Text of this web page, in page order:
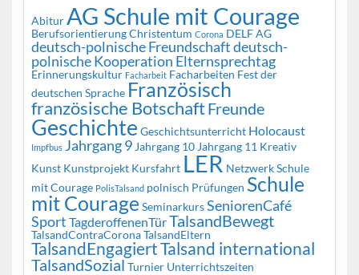
Abitur AG Schule mit Courage
BerufsorientierungChristentum Corona DELF AG
deutsch-polnische Freundschaftdeutsch-
polnische Kooperation Elternsprechtag
Erinnerungskultur Facharbeit Facharbeiten Fest der
deutschen Sprache Französisch
französische BotschaftFreunde
Geschichte Geschichtsunterricht Holocaust
Impfbus Jahrgang 9 Jahrgang 10 Jahrgang 11 Kreativ
Kunst Kunstprojekt Kursfahrt LER Netzwerk Schule
mit Courage PolisTalsand polnisch Prüfungen Schule
mit Courage SeminarkursSeniorenCafé
Sport TagderoffenenTürTalsandBewegt
TalsandContraCoronaTalsandEltern
TalsandEngagiertTalsand international
TalsandSozial Turnier Unterrichtszeiten